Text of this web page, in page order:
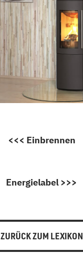
<<< Einbrennen
Energielabel >>>
ZURÜCK ZUM LEXIKON